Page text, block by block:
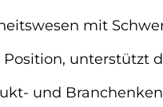
mit
unterstützt
und